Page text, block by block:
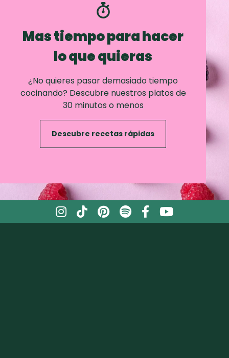
Mas tiempo para hacer
lo que quieras
¿No quieres pasar demasiado tiempo
cocinando? Descubre nuestros platos de
30 minutos o menos
Descubre recetas rápidas